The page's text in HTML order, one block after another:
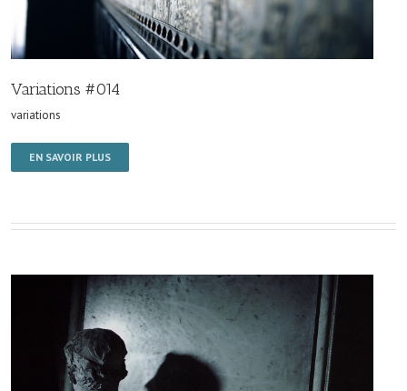
Variations #014
variations
EN SAVOIR PLUS